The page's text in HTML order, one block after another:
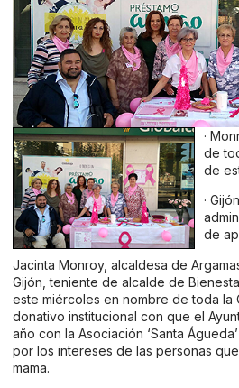
·
de
de
·
de
Jacinta Monroy, alcaldesa de
Gijón, teniente de alcalde de
este miércoles en nombre de toda la
donativo institucional con que el
año con la Asociación ‘Santa
por los intereses de las personas
mama.